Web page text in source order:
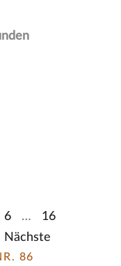
6 …
16
Nächste
86